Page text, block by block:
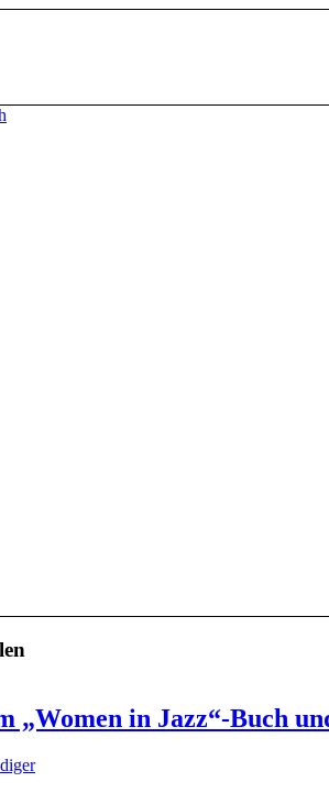
„Women in Jazz“-Buch